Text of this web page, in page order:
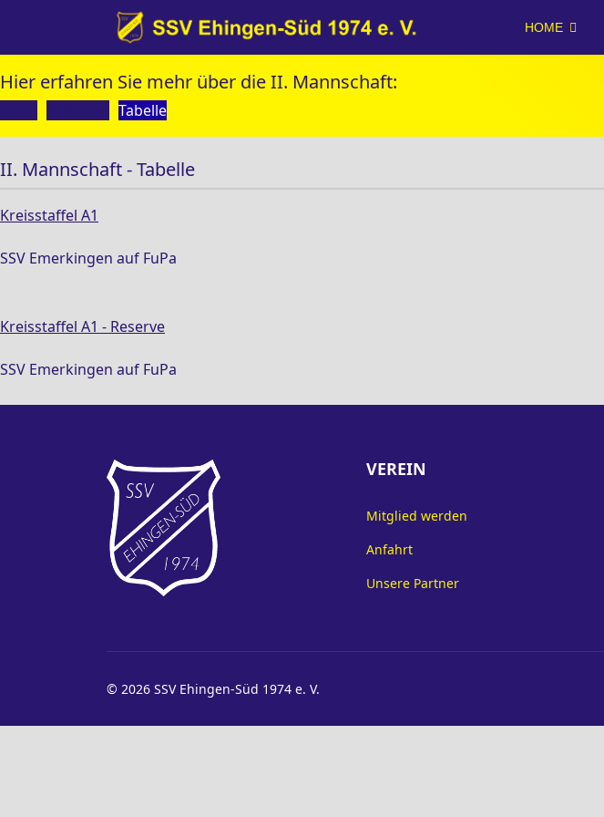
HOME
Hier erfahren Sie mehr über die II. Mannschaft:
Tabelle
II. Mannschaft - Tabelle
Kreisstaffel A1
SSV Emerkingen auf FuPa
Kreisstaffel A1 - Reserve
SSV Emerkingen auf FuPa
VEREIN
Mitglied werden
Anfahrt
Unsere Partner
© 2026 SSV Ehingen-Süd 1974 e. V.